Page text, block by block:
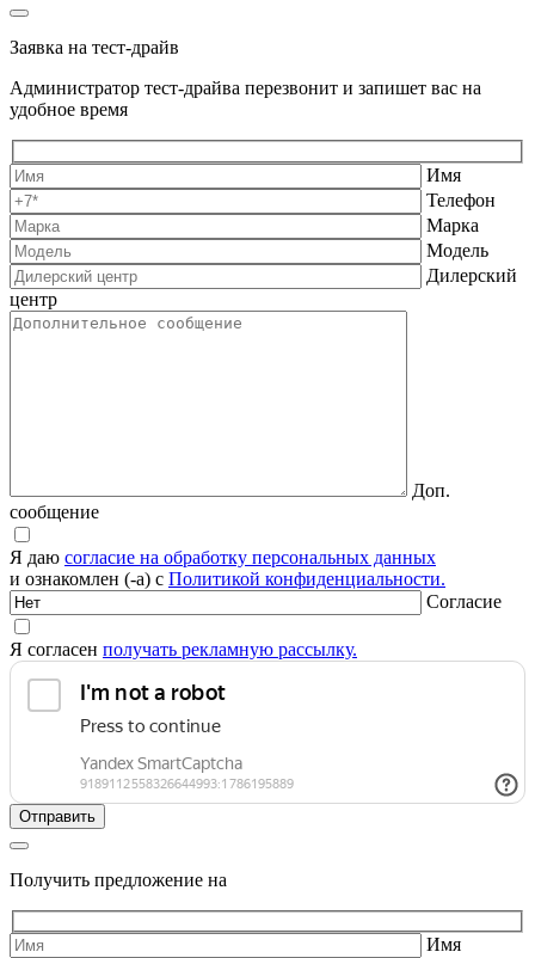
Заявка на тест-драйв
Администратор тест-драйва перезвонит и запишет вас на
удобное время
Имя
Телефон
Марка
Модель
Дилерский
центр
Доп.
сообщение
Я даю согласие на обработку персональных данных
и ознакомлен (-а) с Политикой конфиденциальности.
Согласие
Я согласен получать рекламную рассылку.
Получить предложение на
Имя